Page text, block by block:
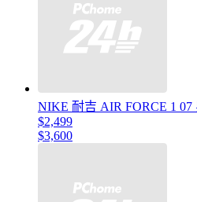
NIKE 耐吉 AIR FORCE 1 07
$2,499
$3,600